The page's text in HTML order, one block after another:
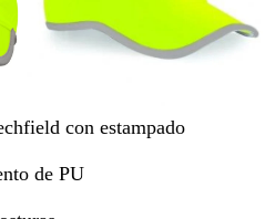
para
ampliar
y
con estampado
de PU